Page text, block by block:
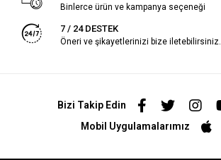
Binlerce ürün ve kampanya seçeneği
7 / 24 DESTEK
Öneri ve şikayetlerinizi bize iletebilirsiniz.
Bizi Takip Edin
Mobil Uygulamalarımız